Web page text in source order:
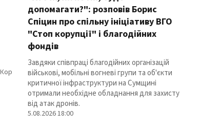
допомагати?": розповів Борис
Спіцин про спільну ініціативу ВГО
"Стоп корупції" і благодійних
фондів
Завдяки співпраці благодійних організацій
військові, мобільні вогневі групи та об'єкти
критичної інфраструктури на Сумщині
отримали необхідне обладнання для захисту
від атак дронів.
5.08.2026 18:00